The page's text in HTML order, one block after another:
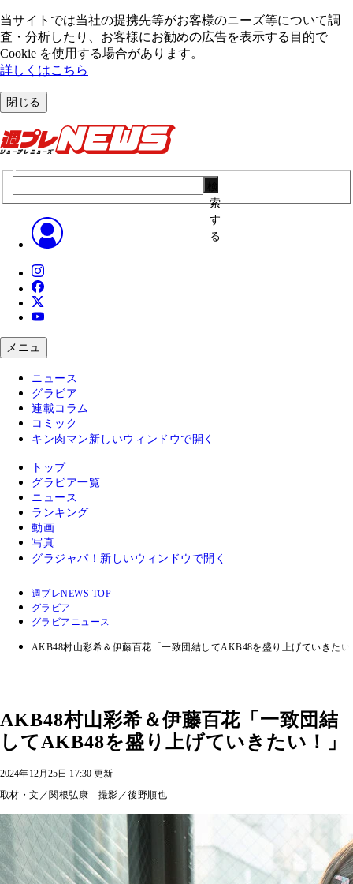
当サイトでは当社の提携先等がお客様のニーズ等について調
査・分析したり、お客様にお勧めの広告を表⽰する⽬的で
Cookie を使⽤する場合があります。
詳しくはこちら
閉じる
索
す
る
メニュ
ニュース
グラビア
連載コラム
コミック
キン肉マン 新しいウィンドウで開く
トップ
グラビア一覧
ニュース
ランキング
動画
写真
グラジャパ！ 新しいウィンドウで開く
週プレNEWS TOP
グラビア
グラビアニュース
AKB48村山彩希＆伊藤百花「一致団結してAKB48を盛り上げていきたい
AKB48村山彩希＆伊藤百花「一致団結
してAKB48を盛り上げていきたい！」
2024年12月25日 17:30 更新
取材・文／関根弘康 撮影／後野順也